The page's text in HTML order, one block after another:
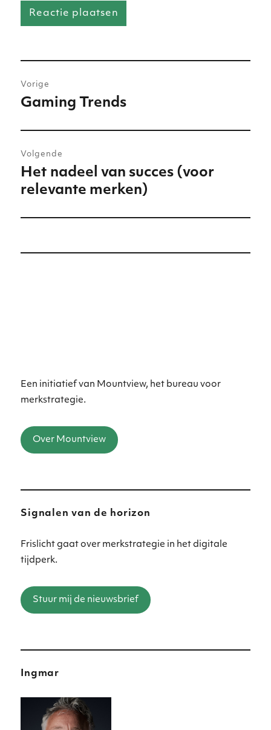
navigatie
Vorige
Vorig
Gaming Trends
Volgende
Volgend
bericht:
Het nadeel van succes (voor
relevante merken)
Een initiatief van Mountview, het bureau voor
merkstrategie.
Over Mountview
Signalen van de horizon
Frislicht gaat over merkstrategie in het digitale
tijdperk.
Stuur mij de nieuwsbrief
Ingmar